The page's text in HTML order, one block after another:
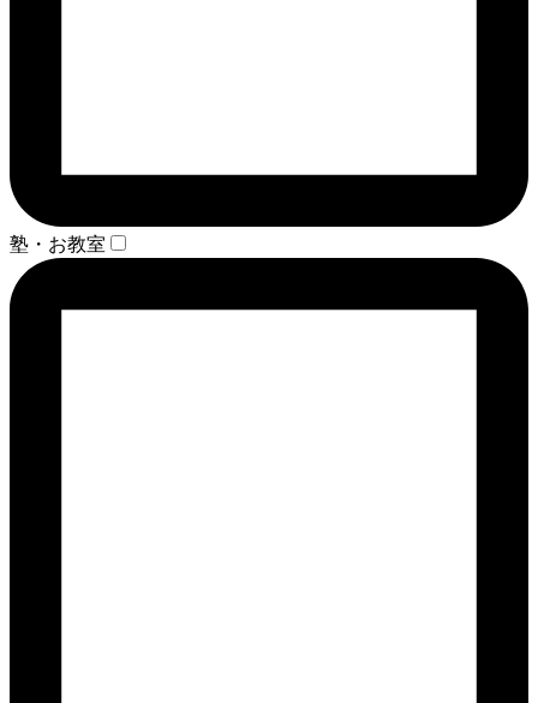
塾・お教室